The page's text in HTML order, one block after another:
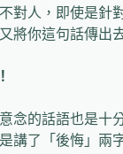
對人，即使是針
將你這句話傳出
念的話語也是十
講了「後悔」